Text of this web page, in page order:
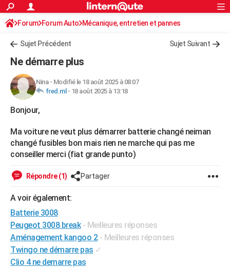
ACTUALITÉS
Politique
Société
Faits Divers
Education
Monde
Villes
+
FINANCE
Retraite
Impôts
Epargne
Immobilier
Risques naturels par ville
Banque
Assurance
Crédit
AUTO
Essais
Réserver un essai
Citadines
Berlines
SUV
Forum auto
+HIGH-TECH
Mobiles
Meilleur smartphone
Internet
Ordinateurs
Jeux vidéo
Guide high-tech
+
Forum
Aménagement intérieur
Extérieur
Cuisine
Salle de bains
Jardinage
Rangement
WEEK-END
Guides de France
Escapades
Patrimoine
Expositions
Musées
Week-end nature
LIFESTYLE
Art de vivre
Bien-être
Loisirs
Mode
Modes de vie
SANTE
Alimentation
Guide de la santé
Maladies
Médicaments
Sommeil
VOYAGE
Destinations
City break
Voyage nature
Voyage de noces
Forum
Climat
+PHOTO
GUIDES D'ACHAT
Rechercher
S'inscrire
Connexion
Forum Forum Auto Mécanique, entretien et pannes
Sujet Précédent Sujet Suivant
Ne démarre plus
Nina- Modifié le 18 août 2025 à 08:07
fred.ml - 18 août 2025 à 13:18
Bonjour,
Ma voiture ne veut plus démarrer batterie changé neiman
changé fusibles bon mais rien ne marche qui pas me
conseiller merci (fiat grande punto)
Répondre (1) Partager
A voir également:
Batterie 3008
Peugeot 3008 break - Meilleures réponses
Aménagement kangoo 2 - Meilleures réponses
Twingo ne démarre pas ✓
Clio 4 ne demarre pas